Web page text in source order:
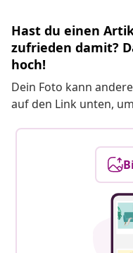
Hast du einen
zufrieden damit?
hoch!
Dein Foto kann
auf den Link unten,